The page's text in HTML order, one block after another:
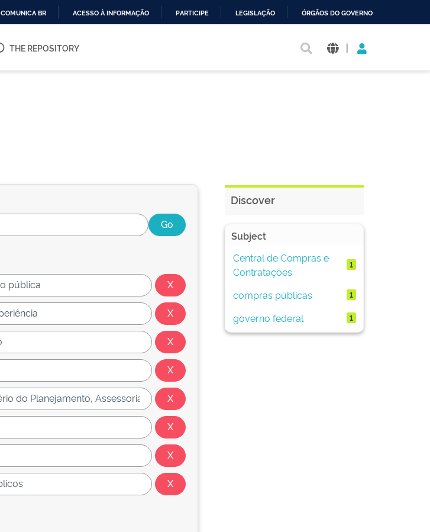
O
COMUNICA BR ACESSO À INFORMAÇÃO PARTICIPE LEGISLAÇÃO ÓRGÃOS DO GOVERNO
THE REPOSITORY |
Discover
Subject
Central de Compras e
Contratações
1
compras públicas 1
governo federal 1